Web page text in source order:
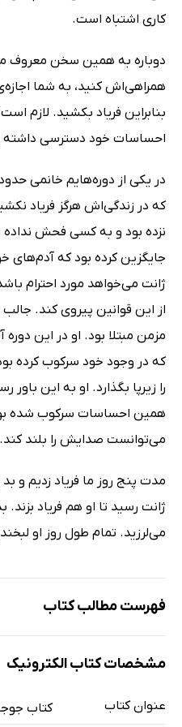
کارى اشتباه است.
دوباره به همین سخن معروف
همراهى‌اش کنید، به شما
بنابراین فریاد بکشید. لازم
احساسات خود دسترسى داشته
در یکى از دوره‌هایم خانمى
که در زندگى‌اش هرگز فریاد
نزده بود و به کسى فحش نداده
جایگزین کرده بود که آدم‌هاى
ژانت مى‌خواهد مورد احترام
از این قوانین پیروى کند.
مزمن مبتلا بود. او در این
که در وجود خود سرکوب کرده
را زیرپا بگذارد. او به این
همین احساسات سرکوب شده
مى‌توانست صدایش را بلند کند.
مدت پنج روز ما فریاد زدیم و بد
ژانت رسید تا او هم فریاد
مى‌لرزید. تمام طول روز او
فهرست مطالب کتاب
فصل اول: دنیاى بیرون، دنیاى
مشخصات کتاب الکترونیک
عنوان کتاب
کتاب